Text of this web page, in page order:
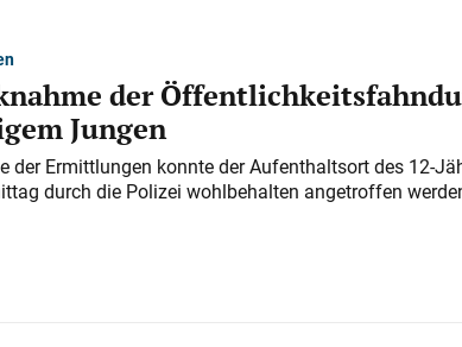
der
Jungen
der Ermittlungen konnte der Aufenthaltsort des 12-
durch die Polizei wohlbehalten angetroffen